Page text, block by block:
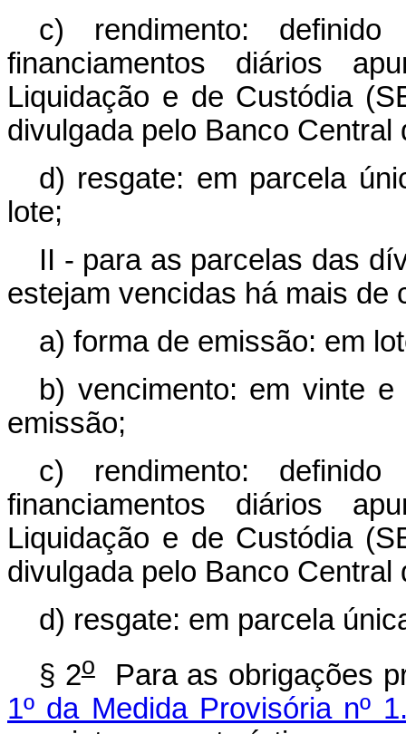
c) rendimento:
financiamentos diários
Liquidação e de Custódia
divulgada pelo Banco Central
d) resgate: em parcela
lote;
II - para as parcelas das
estejam vencidas há mais de
a) forma de emissão: em
b) vencimento: em vinte
emissão;
c) rendimento:
financiamentos diários
Liquidação e de Custódia
divulgada pelo Banco Central
d) resgate: em parcela
§ 2oPara as obrigações
1º da Medida Provisória nº